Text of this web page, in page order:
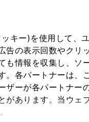
キー)を使用して、
告の表示回数やクリ
も情報を収集し、ソ
。各パートナーは、
ザーが各パートナー
があります。当ウェ